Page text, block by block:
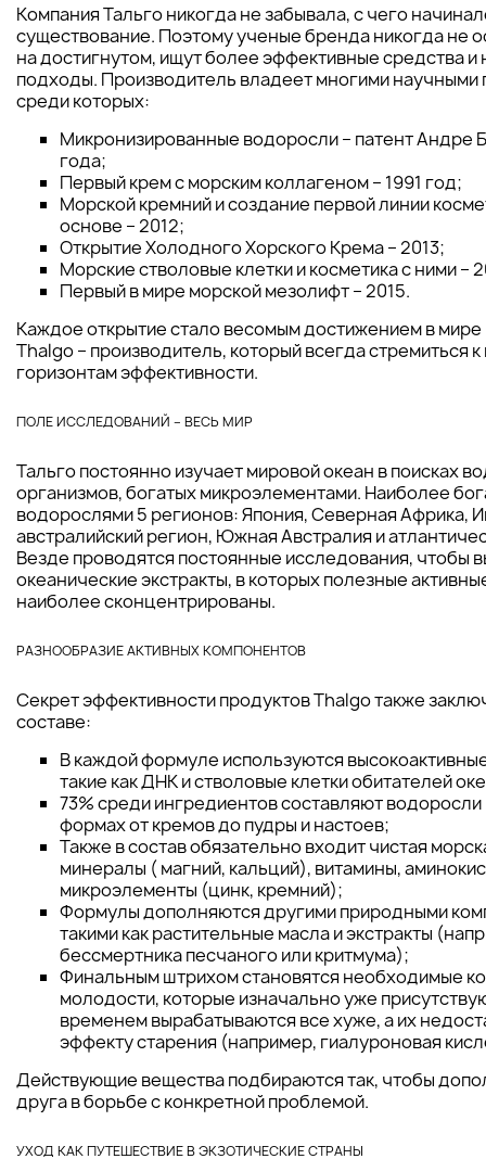
Компания Тальго никогда не забывала, с чего
существование. Поэтому ученые бренда никогда не
на достигнутом, ищут более эффективные средства и
подходы. Производитель владеет многими научными
среди которых:
Микронизированные водоросли – патент Андре
года;
Первый крем с морским коллагеном – 1991 год;
Морской кремний и создание первой линии
основе – 2012;
Открытие Холодного Хорского Крема – 2013;
Морские стволовые клетки и косметика с ними –
Первый в мире морской мезолифт – 2015.
Каждое открытие стало весомым достижением в мире
Thalgo – производитель, который всегда стремиться
горизонтам эффективности.
ПОЛЕ ИССЛЕДОВАНИЙ – ВЕСЬ МИР
Тальго постоянно изучает мировой океан в поисках
организмов, богатых микроэлементами. Наиболее
водорослями 5 регионов: Япония, Северная Африка,
австралийский регион, Южная Австралия и
Везде проводятся постоянные исследования, чтобы
океанические экстракты, в которых полезные
наиболее сконцентрированы.
РАЗНООБРАЗИЕ АКТИВНЫХ КОМПОНЕНТОВ
Секрет эффективности продуктов Thalgo также
составе:
В каждой формуле используются
такие как ДНК и стволовые клетки обитателей
73% среди ингредиентов составляют водоросли
формах от кремов до пудры и настоев;
Также в состав обязательно входит чистая
минералы ( магний, кальций), витамины,
микроэлементы (цинк, кремний);
Формулы дополняются другими природными
такими как растительные масла и экстракты
бессмертника песчаного или критмума);
Финальным штрихом становятся необходимые
молодости, которые изначально уже
временем вырабатываются все хуже, а их
эффекту старения (например, гиалуроновая
Действующие вещества подбираются так, чтобы
друга в борьбе с конкретной проблемой.
УХОД КАК ПУТЕШЕСТВИЕ В ЭКЗОТИЧЕСКИЕ СТРАНЫ